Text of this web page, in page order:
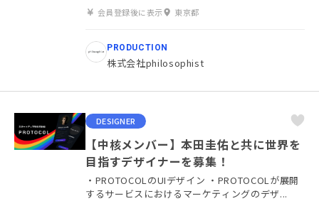
会員登録後に表示 東京都
PRODUCTION
株式会社philosophist
DESIGNER
【中核メンバー】本田圭佑と共に世界を
目指すデザイナーを募集！
・PROTOCOLのUIデザイン ・PROTOCOLが展開
するサービスにおけるマーケティングのデザ...